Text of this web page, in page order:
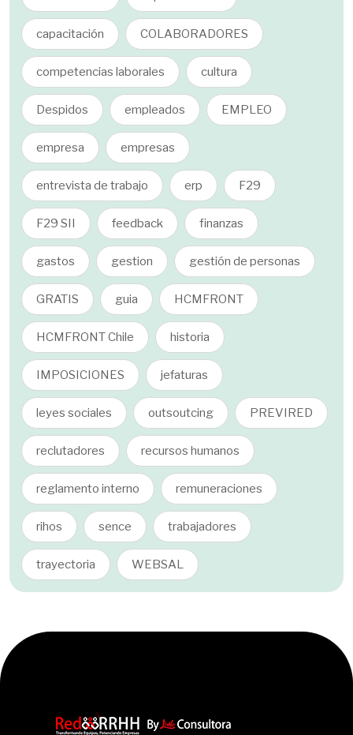
capacitación COLABORADORES
competencias laborales cultura
Despidos empleados EMPLEO
empresa empresas
entrevista de trabajo erp F29
F29 SII feedback finanzas
gastos gestion gestión de personas
GRATIS guia HCMFRONT
HCMFRONT Chile historia
IMPOSICIONES jefaturas
leyes sociales outsoutcing PREVIRED
reclutadores recursos humanos
reglamento interno remuneraciones
rihos sence trabajadores
trayectoria WEBSAL